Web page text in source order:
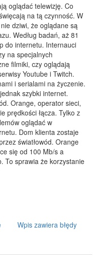
oglądać telewizję. Co
na tą czynność. W
dziwi, że oglądane są
Według badań, aż 81
do internetu. Internauci
na specjalnych
filmiki, czy oglądają
Youtube i Twitch.
i serialami na życzenie.
szybki internet.
Orange, operator sieci,
prędkości łącza. Tylko z
oglądać w
Dom klienta zostaje
światłowód. Orange
się od 100 Mb/s a
To sprawia że korzystanie
Wpis zawiera błędy